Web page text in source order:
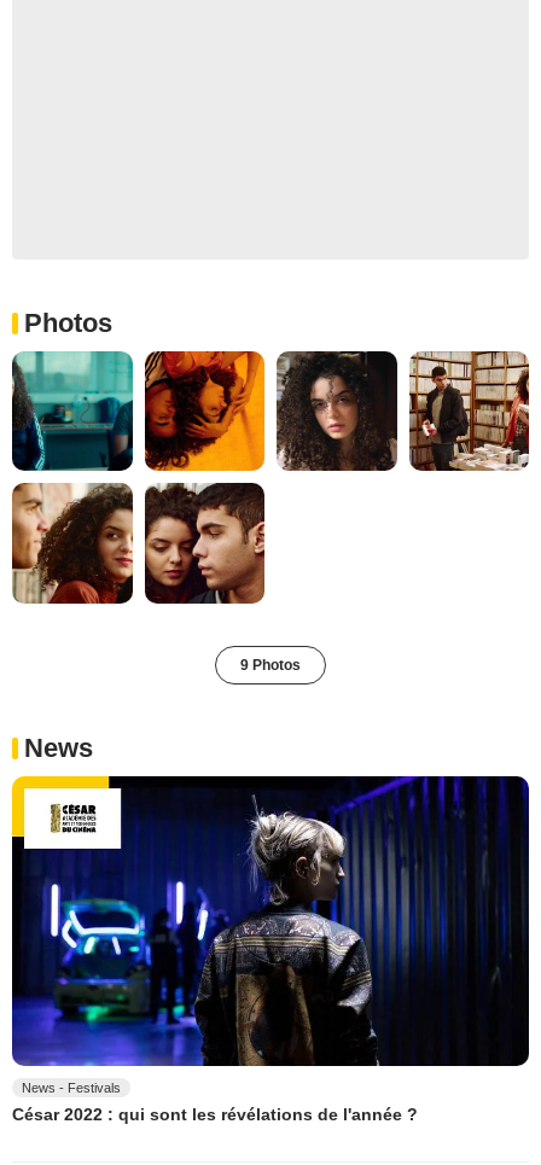
Photos
9 Photos
News
News - Festivals
César 2022 : qui sont les révélations de l'année ?